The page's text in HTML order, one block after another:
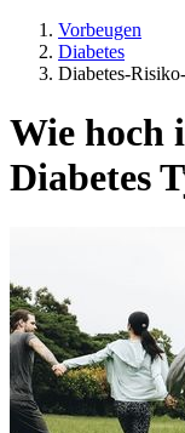
Vorbeugen
Diabetes
Diabetes-
Wie hoch
Diabetes